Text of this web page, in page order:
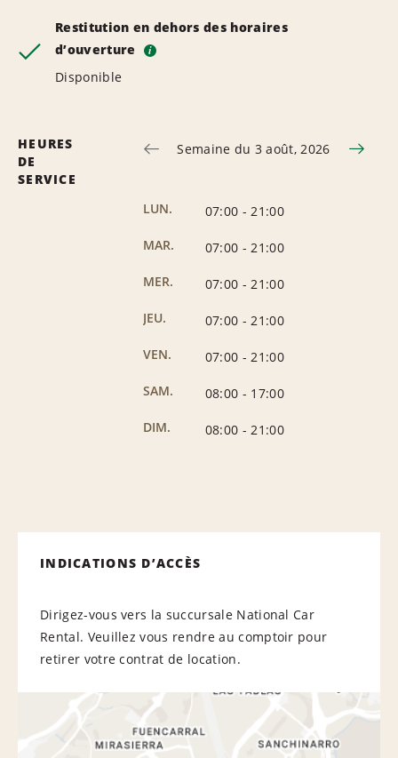
Restitution en dehors des horaires
d’ouverture
i
Disponible
HEURES
DE
SERVICE
Semaine du 3 août, 2026
LUN. 07:00 - 21:00
MAR.
07:00 - 21:00
MER.
07:00 - 21:00
JEU.
07:00 - 21:00
VEN.
07:00 - 21:00
SAM.
08:00 - 17:00
DIM.
08:00 - 21:00
INDICATIONS D’ACCÈS
Dirigez-vous vers la succursale National Car
Rental. Veuillez vous rendre au comptoir pour
retirer votre contrat de location.